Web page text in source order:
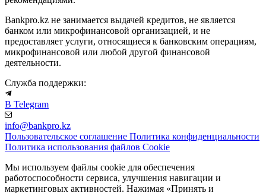
Bankpro.kz не занимается выдачей кредитов, не является
банком или микрофинансовой организацией, и не
предоставляет услуги, относящиеся к банковским операциям,
микрофинансовой или любой другой финансовой
деятельности.
Служба поддержки:
В Telegram
info@bankpro.kz
Пользовательское соглашение Политика конфиденциальности
Политика использования файлов Cookie
Мы используем файлы cookie для обеспечения
работоспособности сервиса, улучшения навигации и
маркетинговых активностей. Нажимая «Принять и